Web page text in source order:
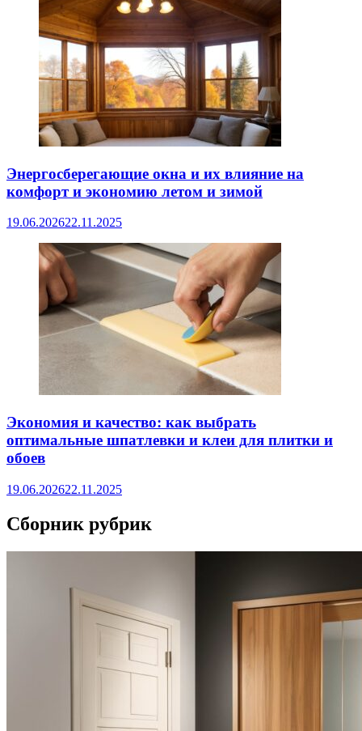
Энергосберегающие окна и их влияние на
комфорт и экономию летом и зимой
19.06.202622.11.2025
Экономия и качество: как выбрать
оптимальные шпатлевки и клеи для плитки и
обоев
19.06.202622.11.2025
Сборник рубрик